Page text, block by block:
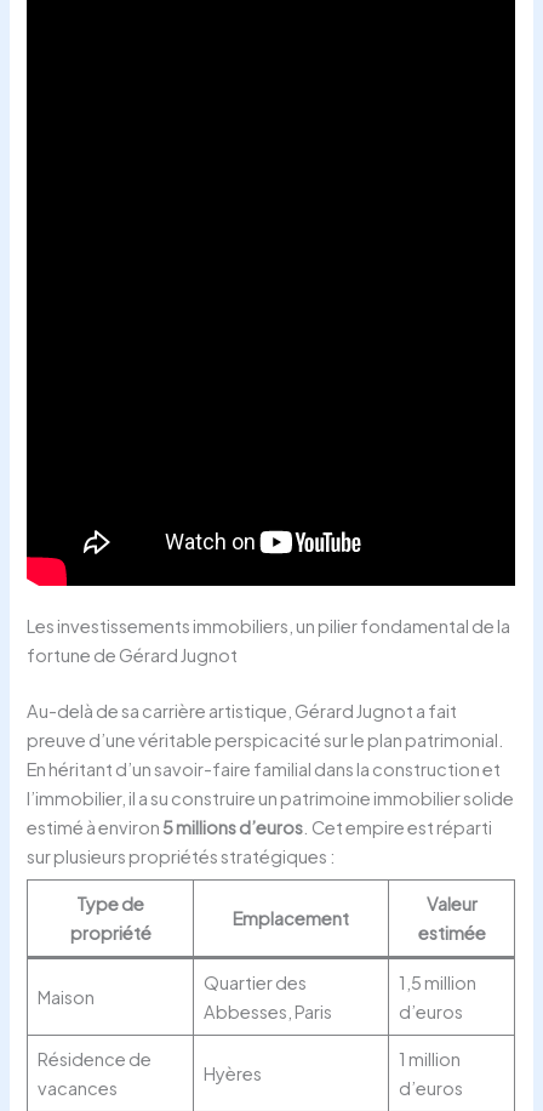
Les investissements immobiliers, un pilier fondamental de la
fortune de Gérard Jugnot
Au-delà de sa carrière artistique, Gérard Jugnot a fait
preuve d’une véritable perspicacité sur le plan patrimonial.
En héritant d’un savoir-faire familial dans la construction et
l’immobilier, il a su construire un patrimoine immobilier solide
estimé à environ 5 millions d’euros . Cet empire est réparti
sur plusieurs propriétés stratégiques :
Type de
propriété
Emplacement
Valeur
estimée
Maison
Quartier des
Abbesses, Paris
1,5 million
d’euros
Résidence de
vacances
Hyères
1 million
d’euros